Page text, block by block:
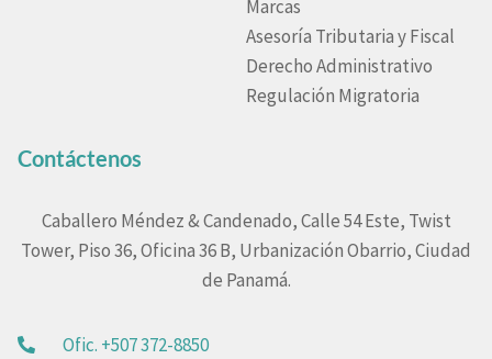
Marcas
Asesoría Tributaria y Fiscal
Derecho Administrativo
Regulación Migratoria
Contáctenos
Caballero Méndez & Candenado, Calle 54 Este, Twist
Tower, Piso 36, Oficina 36 B, Urbanización Obarrio, Ciudad
de Panamá.
Ofic. +507 372-8850